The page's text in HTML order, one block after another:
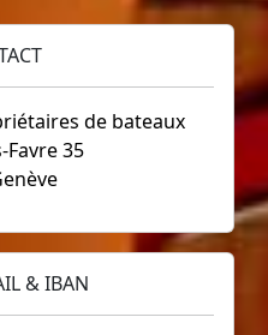
de bateaux
Favre 35
& IBAN